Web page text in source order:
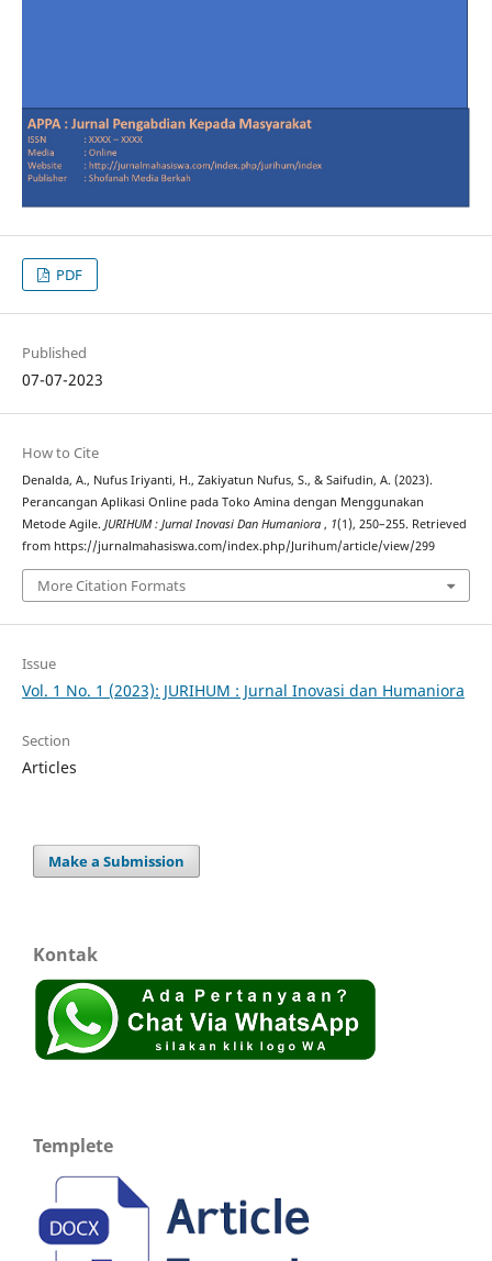
PDF
Published
07-07-2023
How to Cite
Denalda, A., Nufus Iriyanti, H., Zakiyatun Nufus, S., & Saifudin, A. (2023).
Perancangan Aplikasi Online pada Toko Amina dengan Menggunakan
Metode Agile. JURIHUM : Jurnal Inovasi Dan Humaniora , 1(1), 250–255. Retrieved
from https://jurnalmahasiswa.com/index.php/Jurihum/article/view/299
More Citation Formats
Issue
Vol. 1 No. 1 (2023): JURIHUM : Jurnal Inovasi dan Humaniora
Section
Articles
Make a Submission
Kontak
Templete